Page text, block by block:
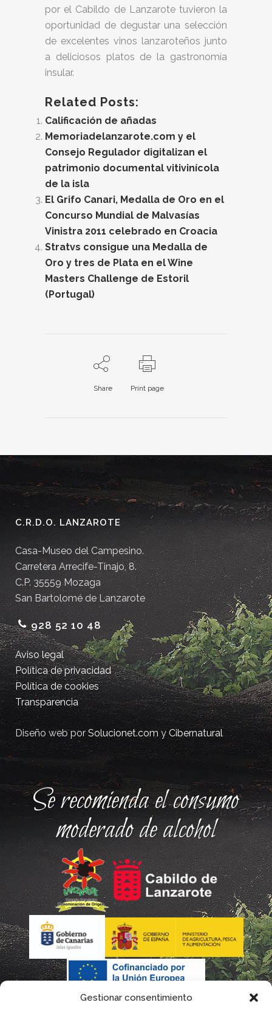
Gestionar consentimiento
por el Cabildo de Lanzarote tuvieron la
oportunidad de degustar una selección
de excelentes vinos lanzaroteños junto
a deliciosos platos de la gastronomía
insular.
Related Posts:
Calificación de añadas
Memoriadelanzarote.com y el
Consejo Regulador digitalizan el
patrimonio documental vitivinícola
de la isla
El Grifo Canari, Medalla de Oro en el
Concurso Mundial de Malvasías
Vinistra 2011 celebrado en Croacia
Stratvs consigue una Medalla de
Oro y tres de Plata en el Wine
Masters Challenge de Estoril
(Portugal)
Share Print page
C.R.D.O. LANZAROTE
Casa-Museo del Campesino.
Carretera Arrecife-Tinajo, 8.
C.P. 35559 Mozaga
San Bartolomé de Lanzarote
928 52 10 48
Aviso legal
Política de privacidad
Política de cookies
Transparencia
Diseño web porSolucionet.comyCibernatural
Se recomienda el consumo
moderado de alcohol